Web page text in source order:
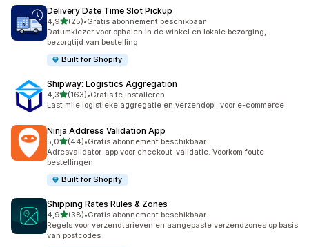
Delivery Date Time Slot Pickup
4,9van 5 sterren
(25)
25 recensies in totaal
•Gratis abonnement beschikbaar
Datumkiezer voor ophalen in de winkel en lokale bezorging,
bezorgtijd van bestelling
Built for Shopify
Shipway: Logistics Aggregation
4,3van 5 sterren
(163)
163 recensies in totaal
•Gratis te installeren
Last mile logistieke aggregatie en verzendopl. voor e-commerce
Ninja Address Validation App
5,0van 5 sterren
(44)
44 recensies in totaal
•Gratis abonnement beschikbaar
Adresvalidator-app voor checkout-validatie. Voorkom foute
bestellingen
Built for Shopify
Shipping Rates Rules & Zones
4,9van 5 sterren
(38)
38 recensies in totaal
•Gratis abonnement beschikbaar
Regels voor verzendtarieven en aangepaste verzendzones op basis
van postcodes